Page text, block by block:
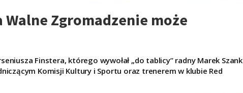
Walne Zgromadzenie może
Finstera, którego wywołał „do tablicy” radny Marek Szank
Komisji Kultury i Sportu oraz trenerem w klubie Red